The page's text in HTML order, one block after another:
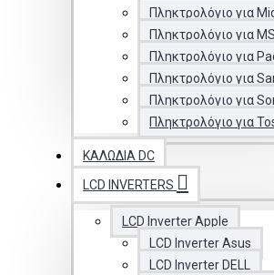
Πληκτρολόγιο για
Πληκτρολόγιο για MSI
Πληκτρολόγιο για
Πληκτρολόγιο για
Πληκτρολόγιο για
Πληκτρολόγιο για
ΚΑΛΏΔΙΑ DC
LCD INVERTERS
LCD Inverter Apple
LCD Inverter Asus
LCD Inverter DELL